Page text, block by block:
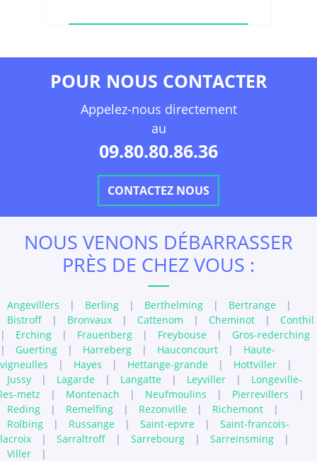
POUR NOUS CONTACTER
Appelez-nous directement
au
09.80.80.86.36
CONTACTEZ NOUS
NOUS VENONS DÉBARRASSER
PRÈS DE CHEZ VOUS :
Angevillers | Berling | Berthelming | Bertrange
|
Bistroff
| Bronvaux | Cattenom | Cheminot |
Conthil
|
Erching | Frauenberg | Freybouse |
Gros-rederching
|
Guerting | Harreberg | Hauconcourt |
Haute-
vigneulles
| Hayes | Hettange-grande | Hottviller
|
Jussy
| Lagarde | Langatte | Leyviller |
Longeville-
les-metz
| Montenach | Neufmoulins | Pierrevillers
|
Reding
| Remelfing | Rezonville | Richemont
|
Rolbing
| Russange | Saint-epvre |
Saint-francois-
lacroix
| Sarraltroff | Sarrebourg | Sarreinsming
|
Viller
|